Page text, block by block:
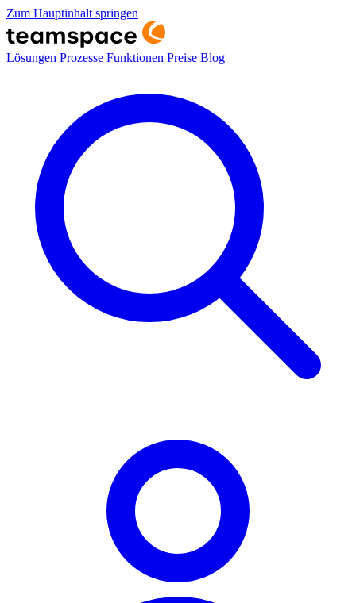
Zum Hauptinhalt springen
Lösungen Prozesse Funktionen Preise Blog